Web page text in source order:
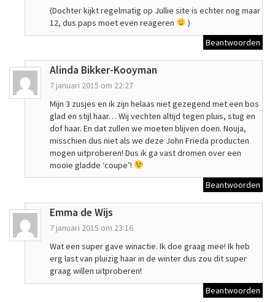
(Dochter kijkt regelmatig op Jullie site is echter nog maar
12, dus paps moet even reageren
)
Beantwoorden
Alinda Bikker-Kooyman
7 januari 2015 om 22:27
Mijn 3 zusjes en ik zijn helaas niet gezegend met een bos
glad en stijl haar… Wij vechten altijd tegen pluis, stug en
dof haar. En dat zullen we moeten blijven doen. Nouja,
misschien dus niet als we deze John Frieda producten
mogen uitproberen! Dus ik ga vast dromen over een
mooie gladde ‘coupe’!
Beantwoorden
Emma de Wijs
7 januari 2015 om 23:16
Wat een super gave winactie. Ik doe graag mee! Ik heb
erg last van pluizig haar in de winter dus zou dit super
graag willen uitproberen!
Beantwoorden